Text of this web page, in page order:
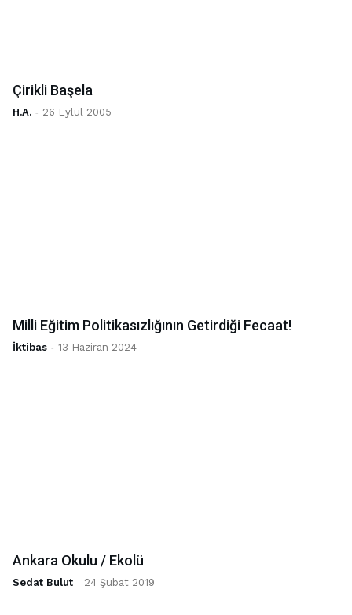
Çirikli Başela
H.A. - 26 Eylül 2005
Milli Eğitim Politikasızlığının Getirdiği Fecaat!
İktibas - 13 Haziran 2024
Ankara Okulu / Ekolü
Sedat Bulut - 24 Şubat 2019